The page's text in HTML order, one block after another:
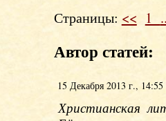
Страницы: << 1
Автор статей:
15 Декабря 2013 г., 14:55
Христианская